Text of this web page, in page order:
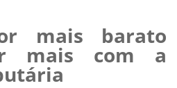
mais barato
mais com a